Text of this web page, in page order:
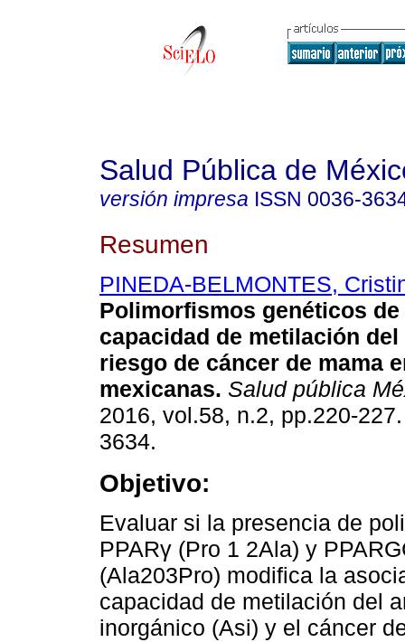
Salud Pública de
versión impresa ISSN 0036-
Resumen
PINEDA-BELMONTES,
Polimorfismos genéticos de
capacidad de metilación
riesgo de cáncer de mama
mexicanas. Salud pública
2016, vol.58, n.2, pp.220-
3634.
Objetivo:
Evaluar si la presencia de
PPARγ (Pro 1 2Ala) y
(Ala203Pro) modifica la
capacidad de metilación del
inorgánico (Asi) y el cáncer